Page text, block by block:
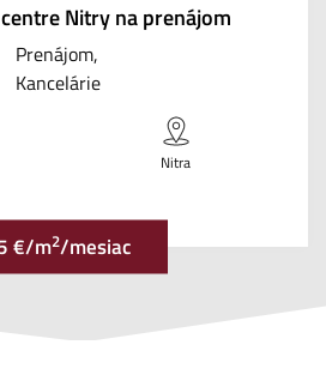
Nitry na prenájom
Prenájom
Kancelárie
Nitra
€/m2/mesiac